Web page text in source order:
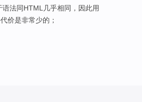
语法同HTML几乎相同， 因此用
价是非常少的；